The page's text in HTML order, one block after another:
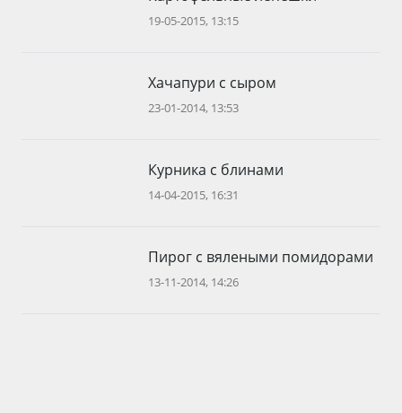
19-05-2015, 13:15
Хачапури с сыром
23-01-2014, 13:53
Курника с блинами
14-04-2015, 16:31
Пирог с вялеными помидорами
13-11-2014, 14:26